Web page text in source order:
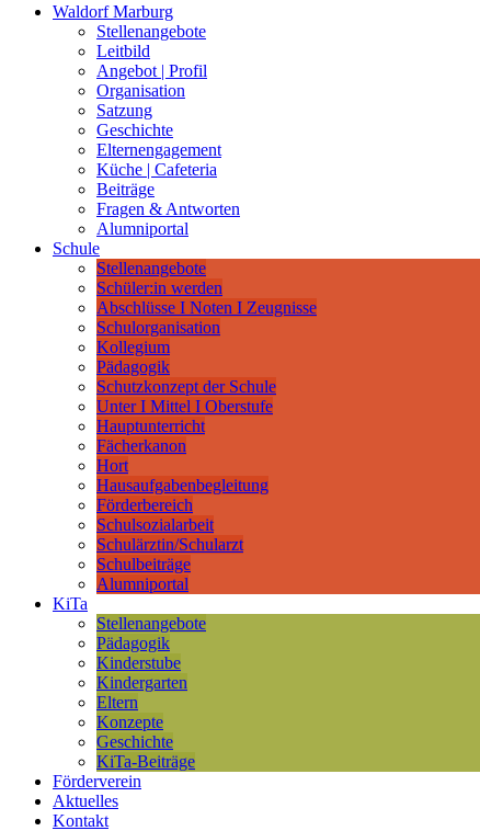
Waldorf Marburg
Stellenangebote
Leitbild
Angebot | Profil
Organisation
Satzung
Geschichte
Elternengagement
Küche | Cafeteria
Beiträge
Fragen & Antworten
Alumniportal
Schule
Stellenangebote
Schüler:in werden
Abschlüsse I Noten I Zeugnisse
Schulorganisation
Kollegium
Pädagogik
Schutzkonzept der Schule
Unter I Mittel I Oberstufe
Hauptunterricht
Fächerkanon
Hort
Hausaufgabenbegleitung
Förderbereich
Schulsozialarbeit
Schulärztin/Schularzt
Schulbeiträge
Alumniportal
KiTa
Stellenangebote
Pädagogik
Kinderstube
Kindergarten
Eltern
Konzepte
Geschichte
KiTa-Beiträge
Förderverein
Aktuelles
Kontakt